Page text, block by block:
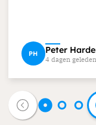
PH Peter
4 dagen geleden